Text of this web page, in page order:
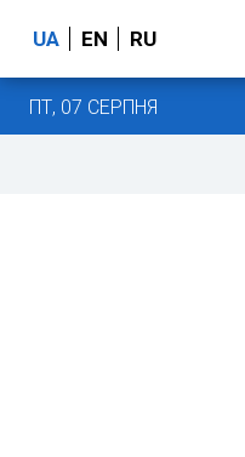
UA EN RU
ПТ, 07 СЕРПНЯ